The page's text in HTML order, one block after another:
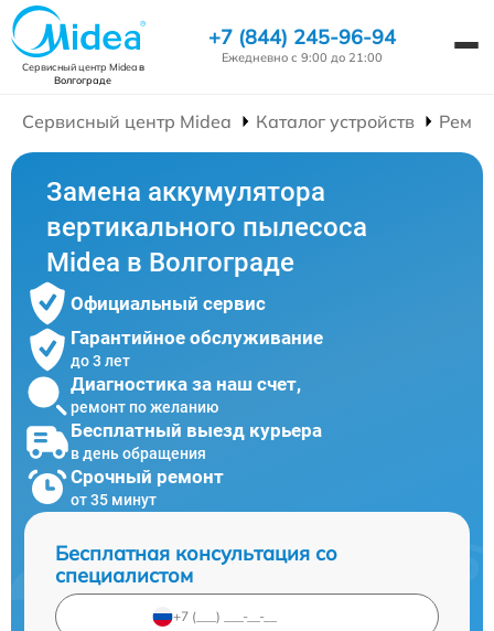
Сервисный центр Mideaв
Волгограде
+7 (844) 245-96-94
Ежедневно с 9:00 до 21:00
Сервисный центр Midea Каталог устройств
Замена аккумулятора
вертикального пылесоса
Midea в Волгограде
Официальный сервис
Гарантийное обслуживание
до 3 лет
Диагностика за наш счет,
ремонт по желанию
Бесплатный выезд курьера
в день обращения
Срочный ремонт
от 35 минут
Бесплатная консультация со
специалистом